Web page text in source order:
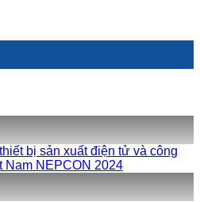
bị sản xuất điện tử và công
Nam NEPCON 2024